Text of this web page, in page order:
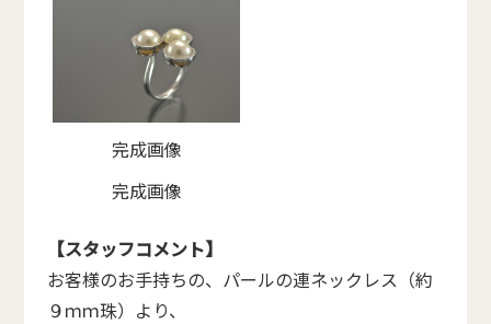
完成画像
完成画像
【スタッフコメント】
お客様のお手持ちの、パールの連ネックレス（約
９ｍｍ珠）より、